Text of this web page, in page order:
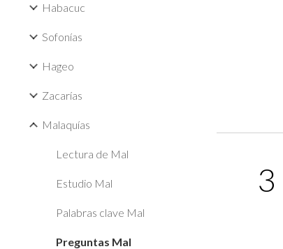
Habacuc
Sofonías
Hageo
Zacarías
Malaquías
Lectura de Mal
Estudio Mal
Palabras clave Mal
Preguntas Mal
3